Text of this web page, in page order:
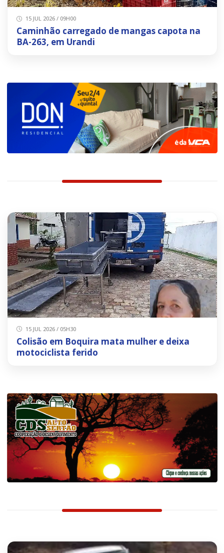
15 JUL 2026 / 09H00
Caminhão carregado de mangas capota na
BA-263, em Urandi
15 JUL 2026 / 05H30
Colisão em Boquira mata mulher e deixa
motociclista ferido